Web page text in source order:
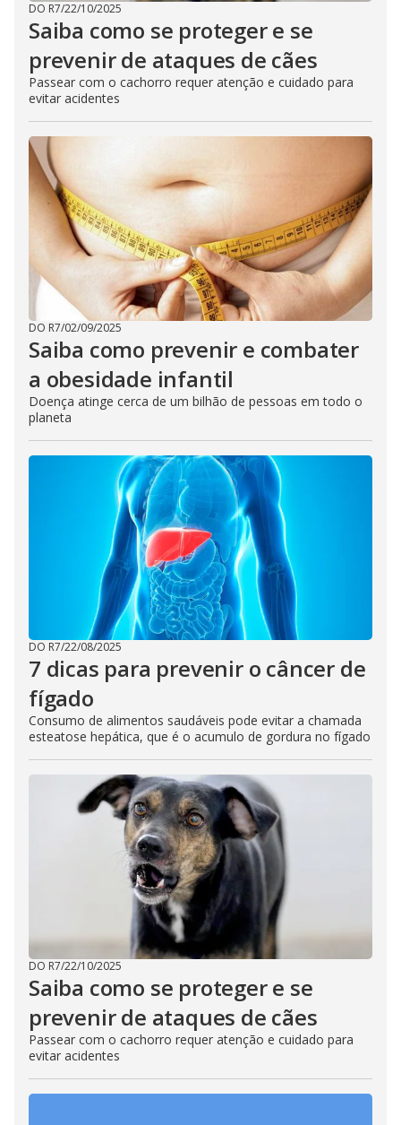
DO R7/22/10/2025
Saiba como se proteger e se
prevenir de ataques de cães
Passear com o cachorro requer atenção e cuidado para
evitar acidentes
DO R7/02/09/2025
Saiba como prevenir e combater
a obesidade infantil
Doença atinge cerca de um bilhão de pessoas em todo o
planeta
DO R7/22/08/2025
7 dicas para prevenir o câncer de
fígado
Consumo de alimentos saudáveis pode evitar a chamada
esteatose hepática, que é o acumulo de gordura no fígado
DO R7/22/10/2025
Saiba como se proteger e se
prevenir de ataques de cães
Passear com o cachorro requer atenção e cuidado para
evitar acidentes